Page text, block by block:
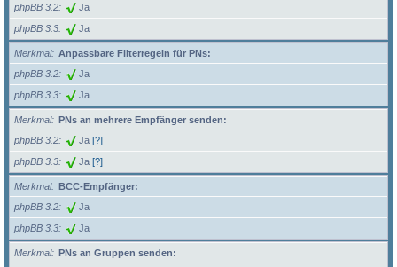
phpBB 3.2
Ja
phpBB 3.3 Ja
Merkmal
Anpassbare Filterregeln für PNs:
phpBB 3.2
Ja
phpBB 3.3 Ja
Merkmal
PNs an mehrere Empfänger senden:
phpBB 3.2
Ja [?]
phpBB 3.3 Ja [?]
Merkmal
BCC-Empfänger:
phpBB 3.2
Ja
phpBB 3.3 Ja
Merkmal
PNs an Gruppen senden: